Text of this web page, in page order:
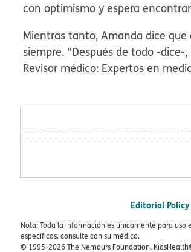
con optimismo y espera
Mientras tanto, Amanda dice
siempre. "Después de todo -
Revisor médico: Expertos en
Editorial Policy
Nota: Toda la información es únicamente para
específicos, consulte con su médico.
© 1995-2026 The Nemours Foundation.